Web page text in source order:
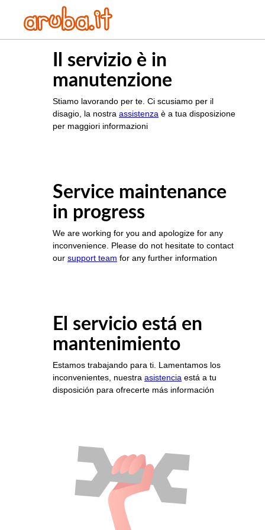
Il servizio è in
manutenzione
Stiamo lavorando per te. Ci scusiamo per il
disagio, la nostra assistenza è a tua disposizione
per maggiori informazioni
Service maintenance
in progress
We are working for you and apologize for any
inconvenience. Please do not hesitate to contact
our support team for any further information
El servicio está en
mantenimiento
Estamos trabajando para ti. Lamentamos los
inconvenientes, nuestra asistencia está a tu
disposición para ofrecerte más información